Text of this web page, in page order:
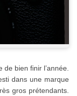
bien finir l’année.
dans une marque
gros prétendants.